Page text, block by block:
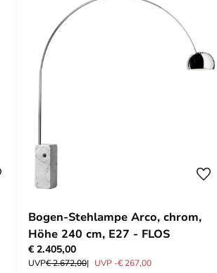
Bogen-Stehlampe Arco, chrom,
Höhe 240 cm, E27 - FLOS
€ 2.405,00
UVP€ 2.672,00 UVP -€ 267,00